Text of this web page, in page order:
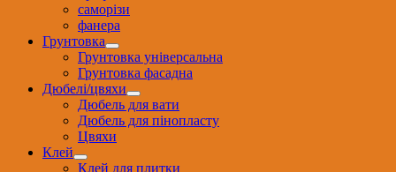
саморізи
фанера
Грунтовка
Грунтовка універсальна
Грунтовка фасадна
Дюбелі/цвяхи
Дюбель для вати
Дюбель для пінопласту
Цвяхи
Клей
Клей для плитки